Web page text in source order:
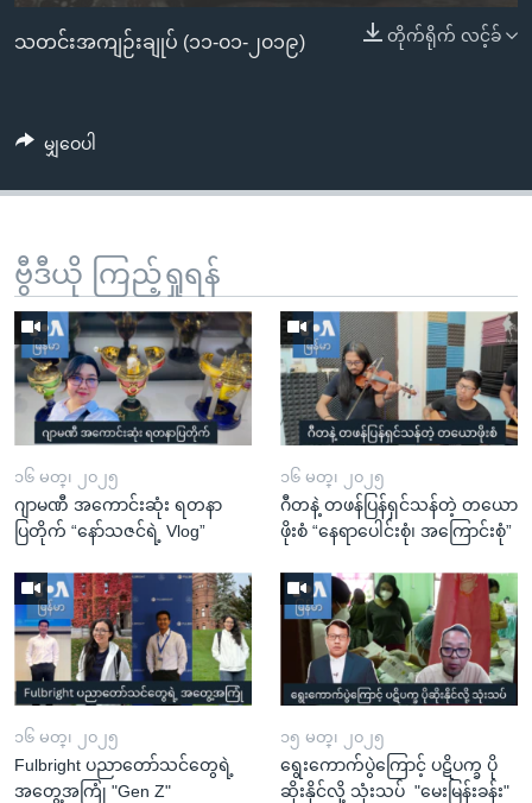
ကျော်
ကြည့်
ရန်
ရန်
တိုက်ရိုက် လင့်ခ်
သတင်းအကျဉ်းချုပ် (၁၁-၀၁-၂၀၁၉)
မျှဝေပါ
ဗွီဒီယို ကြည့်ရှုရန်
၁၆ မတ္၊ ၂၀၂၅
ဂျာမဏီ အကောင်းဆုံး ရတနာ
ပြတိုက် “နော်သဇင်ရဲ့ Vlog”
၁၆ မတ္၊ ၂၀၂၅
ဂီတနဲ့ တဖန်ပြန်ရှင်သန်တဲ့ တယော
ဖိုးစံ “နေရာပေါင်းစုံ၊ အကြောင်းစုံ”
၁၆ မတ္၊ ၂၀၂၅
Fulbright ပညာတော်သင်တွေရဲ့
အတွေ့အကြုံ "Gen Z"
၁၅ မတ္၊ ၂၀၂၅
ရွေးကောက်ပွဲကြောင့် ပဋိပက္ခ ပို
ဆိုးနိုင်လို့ သုံးသပ် "မေးမြန်းခန်း"